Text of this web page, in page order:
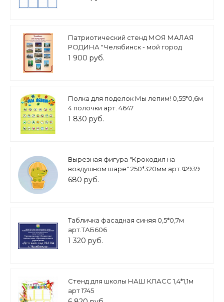
Патриотический стенд МОЯ МАЛАЯ
РОДИНА "Челябинск - мой город
родной" 0,6*0,8м арт. 5239
1 900 руб.
Полка для поделок Мы лепим! 0,55*0,6м
4 полочки арт. 4647
1 830 руб.
Вырезная фигура "Крокодил на
воздушном шаре" 250*320мм арт.Ф939
680 руб.
Табличка фасадная синяя 0,5*0,7м
арт.ТАБ606
1 320 руб.
Стенд для школы НАШ КЛАСС 1,4*1,1м
арт 1745